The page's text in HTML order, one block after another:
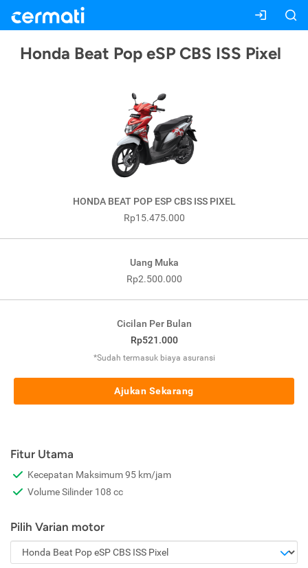
Honda Beat Pop eSP CBS ISS Pixel
HONDA BEAT POP ESP CBS ISS PIXEL
Rp15.475.000
Uang Muka
Rp2.500.000
Cicilan Per Bulan
Rp521.000
*Sudah termasuk biaya asuransi
Ajukan Sekarang
Fitur Utama
Kecepatan Maksimum 95 km/jam
Volume Silinder 108 cc
Pilih Varian motor